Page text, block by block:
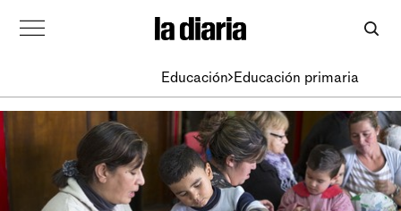
Educación Educación primaria